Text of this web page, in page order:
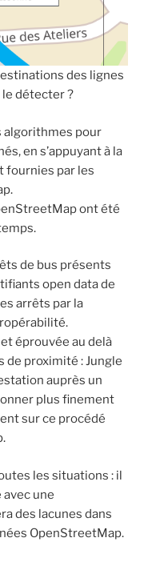
des lignes
le détecter ?
algorithmes pour
en s’appuyant à la
fournies par les
ont été
de bus présents
open data de
arrêts par la
éprouvée au delà
de proximité : Jungle
auprès un
plus finement
sur ce procédé
les situations : il
une
des lacunes dans
OpenStreetMap.